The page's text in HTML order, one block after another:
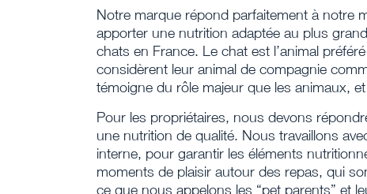
Notre marque répond parfaitement à notre
apporter une nutrition adaptée au plus
chats en France. Le chat est l’animal
considèrent leur animal de compagnie
témoigne du rôle majeur que les animaux,
Pour les propriétaires, nous devons
une nutrition de qualité. Nous travaillons
interne, pour garantir les éléments
moments de plaisir autour des repas, qui
ce que nous appelons les “pet parents” et